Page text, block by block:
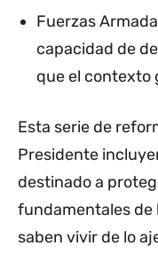
Fuerzas
capacidad de
que el contexto
Esta serie de
Presidente
destinado a
fundamentales de
saben vivir de lo